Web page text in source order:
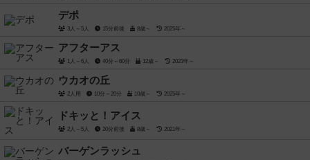
デポ
3人～5人 15分前後 8歳～ 2025年～
アフターアス
1人～6人 40分～60分 12歳～ 2023年～
ウカオの丘
2人用 10分～20分 10歳～ 2025年～
ドキッと！アイス
2人～5人 20分前後 8歳～ 2021年～
バーゲンラッシュ